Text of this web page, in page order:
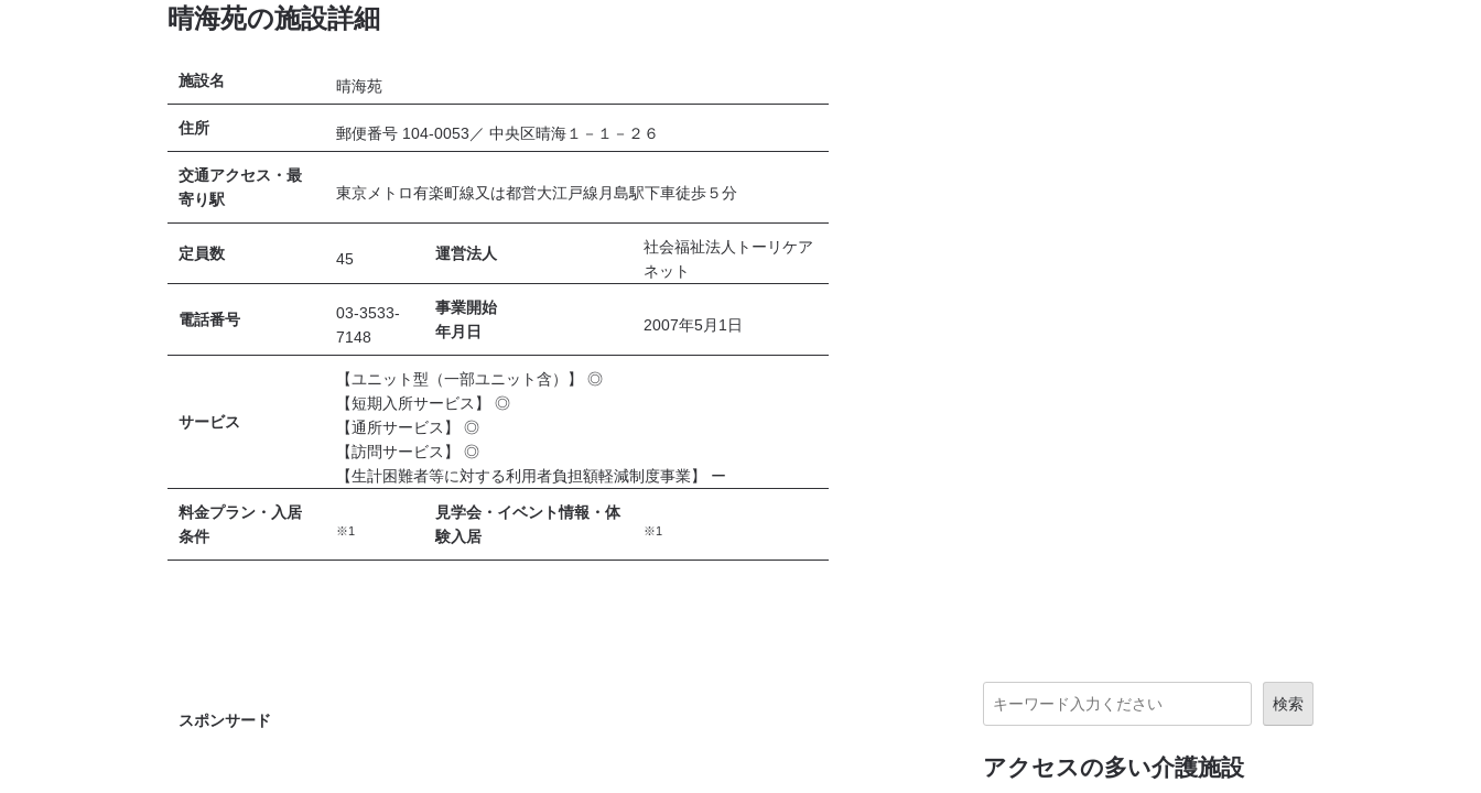
晴海苑の施設詳細
施設名 晴海苑
住所 郵便番号 104-0053／ 中央区晴海１－１－２６
交通アクセス・最
寄り駅
東京メトロ有楽町線又は都営大江戸線月島駅下車徒歩５分
定員数 45 運営法人
社会福祉法人トーリケア
ネット
電話番号
03-3533-
7148
事業開始
年月日
2007年5月1日
サービス
【ユニット型（一部ユニット含）】 ◎
【短期入所サービス】 ◎
【通所サービス】 ◎
【訪問サービス】 ◎
【生計困難者等に対する利用者負担額軽減制度事業】 ー
料金プラン・入居
条件
※1
見学会・イベント情報・体
験入居
※1
スポンサード
検索
アクセスの多い介護施設